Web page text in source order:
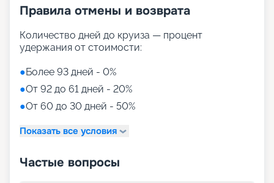
Правила отмены и возврата
Количество дней до круиза — процент
удержания от стоимости:
●Более 93 дней - 0%
●От 92 до 61 дней - 20%
●От 60 до 30 дней - 50%
Показать все условия
Частые вопросы